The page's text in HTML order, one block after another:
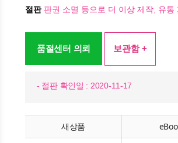
절판판권 소멸 등으로 더 이상 제작, 유통
품절센터 의뢰 보관함 +
- 절판 확인일 : 2020-11-17
새상품